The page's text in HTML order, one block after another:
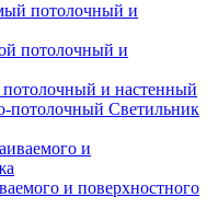
потолочный и
и настенный
Светильник
и поверхностного